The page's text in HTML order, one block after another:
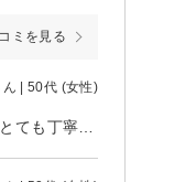
ミを見る
ん | 50代 (女性)